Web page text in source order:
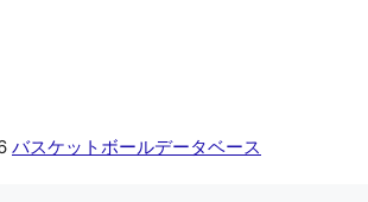
バスケットボールデータベース